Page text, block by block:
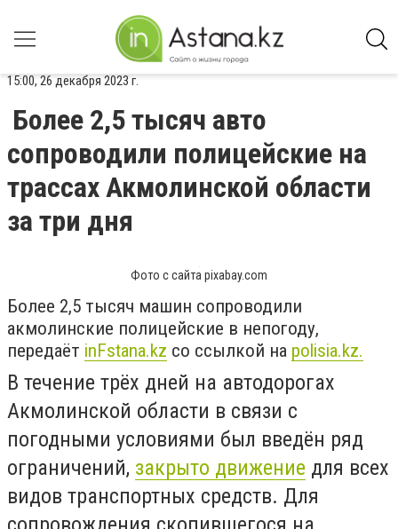
15:00, 26 декабря 2023 г.
Более 2,5 тысяч авто
сопроводили полицейские на
трассах Акмолинской области
за три дня
Фото с сайта pixabay.com
Более 2,5 тысяч машин сопроводили
акмолинские полицейские в непогоду,
передаёт inFstana.kz со ссылкой на polisia.kz.
В течение трёх дней на автодорогах
Акмолинской области в связи с
погодными условиями был введён ряд
ограничений, закрыто движение для всех
видов транспортных средств. Для